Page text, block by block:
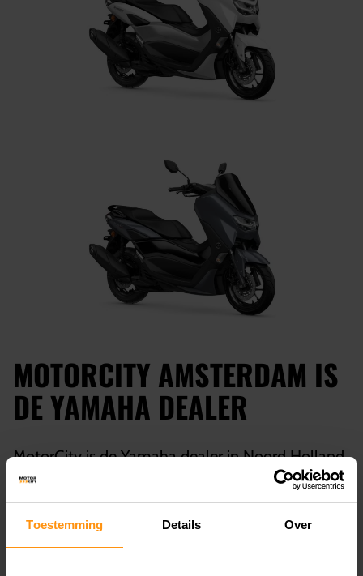
Toestemming Details Over
MOTORCITY AMSTERDAM IS
DE YAMAHA DEALER
MotorCity is de Yamaha dealer in Noord Holland.
Je vindt bij ons alle Yamaha motorscooters en